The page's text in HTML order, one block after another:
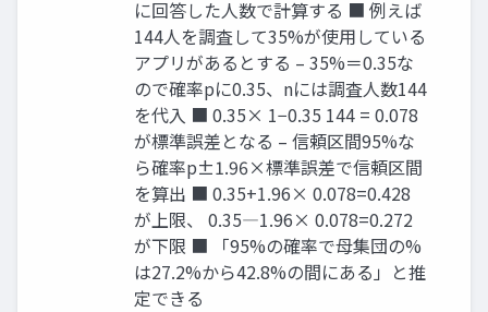
に回答した人数で計算する ■ 例えば
144人を調査して35%が使用している
アプリがあるとする – 35%＝0.35な
ので確率pに0.35、nには調査人数144
を代入 ■ 0.35× 1−0.35 144 = 0.078
が標準誤差となる – 信頼区間95%な
ら確率p±1.96×標準誤差で信頼区間
を算出 ■ 0.35+1.96× 0.078=0.428
が上限、 0.35―1.96× 0.078=0.272
が下限 ■ 「95%の確率で母集団の%
は27.2%から42.8%の間にある」と推
定できる